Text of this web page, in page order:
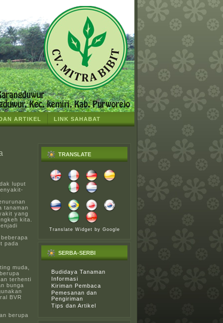
ARTIKEL LINK SAHABAT
luput
tanaman
yang
kita.
pada
muda,
terhenti
bunga
BVR
berupa
TRANSLATE
Translate Widget by Google
SERBA-SERBI
Budidaya Tanaman
Informasi
Kiriman Pembaca
Pemesanan dan
Pengiriman
Tips dan Artikel